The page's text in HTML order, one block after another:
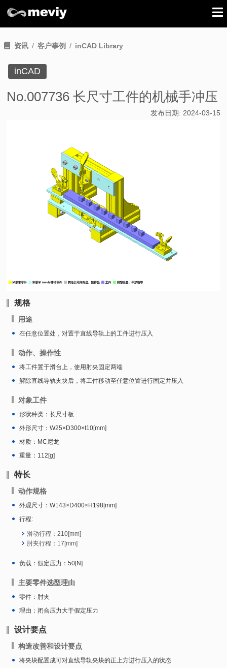
资讯 客户事例 inCAD Library
inCAD
No.007736 长尺寸工件的机械手冲压
发布日期: 2024-03-15
规格
用途
在任意位置处，对置于直线导轨上的工件进行压入
动作、操作性
将工件置于滑台上，使用肘夹固定两端
解除直线导轨夹块后，将工件移动至任意位置进行固定并压入
对象工件
形状种类：长尺寸板
外形尺寸：W25×D300×t10[mm]
材质：MC尼龙
重量：112[g]
特长
动作规格
外观尺寸：W143×D400×H198[mm]
行程:
滑动行程：210[mm]
肘夹行程：17[mm]
负载：假定压力：50[N]
主要零件选型理由
零件：肘夹
理由：闭合压力大于假定压力
设计要点
构造改善和设计要点
将夹块配置成可对直线导轨夹块的正上方进行压入的状态